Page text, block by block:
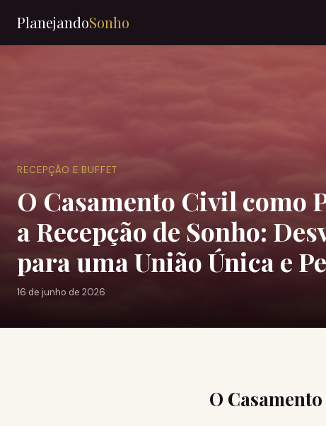
PlanejandoSonho
RECEPÇÃO E BUFFET
O Casamento Civil como
a Recepção de Sonho:
para uma União Única e
16 de junho de 2026
O